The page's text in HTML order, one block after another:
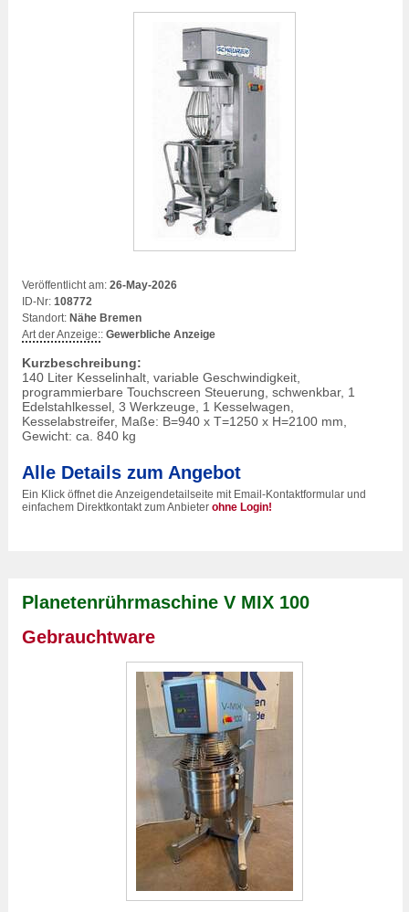
Veröffentlicht am: 26-May-2026
ID-Nr: 108772
Standort: Nähe Bremen
Art der Anzeige:: Gewerbliche Anzeige
Kurzbeschreibung:
140 Liter Kesselinhalt, variable Geschwindigkeit,
programmierbare Touchscreen Steuerung, schwenkbar, 1
Edelstahlkessel, 3 Werkzeuge, 1 Kesselwagen,
Kesselabstreifer, Maße: B=940 x T=1250 x H=2100 mm,
Gewicht: ca. 840 kg
Alle Details zum Angebot
Ein Klick öffnet die Anzeigendetailseite mit Email-Kontaktformular und
einfachem Direktkontakt zum Anbieter ohne Login!
Planetenrührmaschine V MIX 100
Gebrauchtware